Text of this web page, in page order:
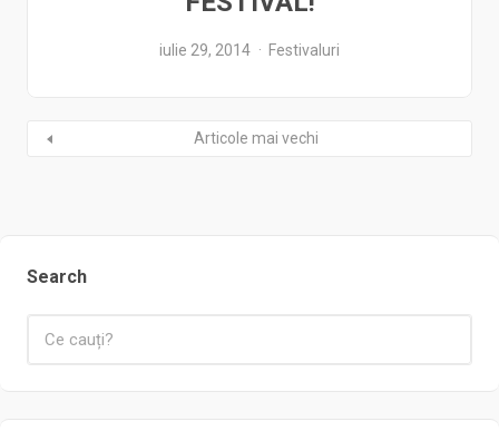
iulie 29, 2014 Festivaluri
Articole mai vechi
Search